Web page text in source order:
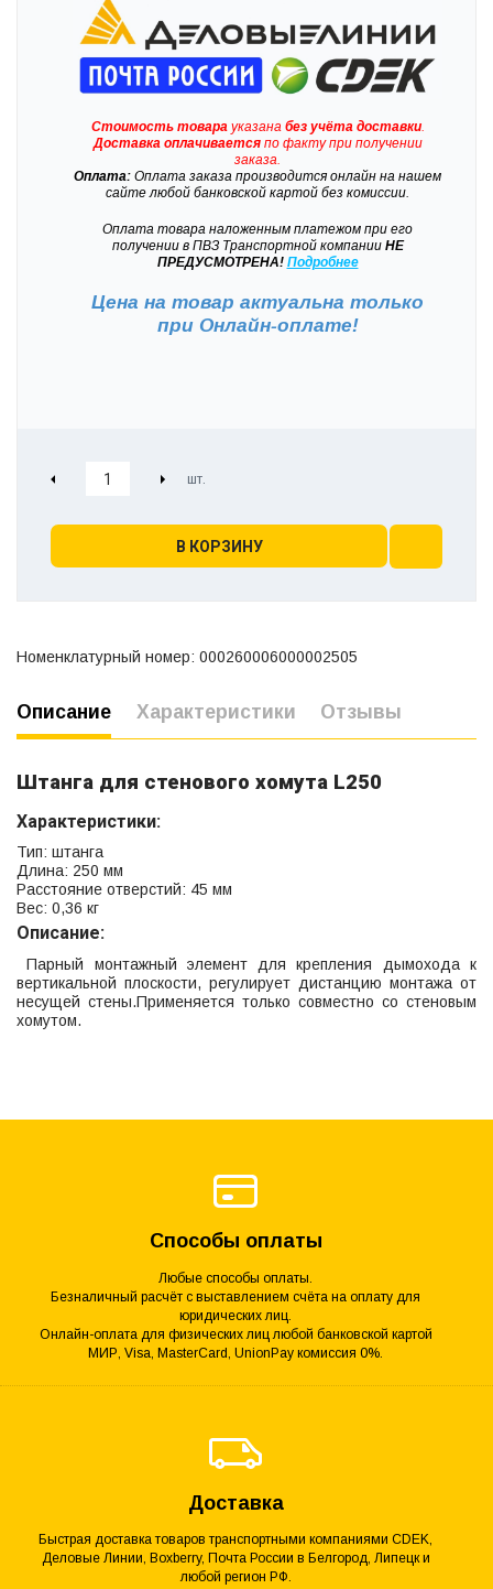
Стоимость товарауказана без учёта доставки.
Доставкаоплачиваетсяпо факту при получении
заказа.
Оплата: Оплата заказа производится онлайн на нашем
сайте любой банковской картой без комиссии.
Оплата товара наложенным платежом при его
получении в ПВЗ Транспортной компанииНЕ
ПРЕДУСМОТРЕНА! Подробнее
Цена на товар актуальна только
при Онлайн-оплате!
В КОРЗИНУ
Номенклатурный номер: 000260006000002505
Описание Характеристики Отзывы
Штанга для стенового хомута L250
Характеристики:
Тип: штанга
Длина: 250 мм
Расстояние отверстий: 45 мм
Вес: 0,36 кг
Описание:
Парный монтажный элемент для крепления дымохода к
вертикальной плоскости, регулирует дистанцию монтажа от
несущей стены.Применяется только совместно со стеновым
хомутом.
Способы оплаты
Любые способы оплаты.
Безналичный расчёт с выставлением счёта на оплату для
юридических лиц.
Онлайн-оплата для физических лиц любой банковской картой
МИР, Visa, MasterCard, UnionPay комиссия 0%.
Доставка
Быстрая доставка товаров транспортными компаниями CDEK,
Деловые Линии, Boxberry, Почта России в Белгород, Липецк и
любой регион РФ.